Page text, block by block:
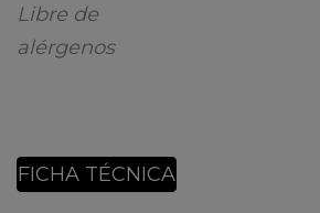
Libre de
alérgenos
FICHA TÉCNICA